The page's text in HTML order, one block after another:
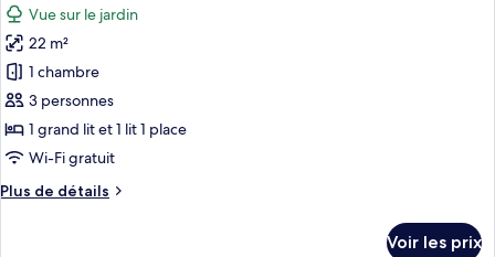
Comfort
Room
BIRDS
les
photos
pour
ce
type
de
chambre :
Deluxe
Vue sur le jardin
22 m²
1 chambre
3 personnes
1 grand lit et 1 lit 1 place
Wi-Fi gratuit
Plus de détails
Plus
Voir les prix